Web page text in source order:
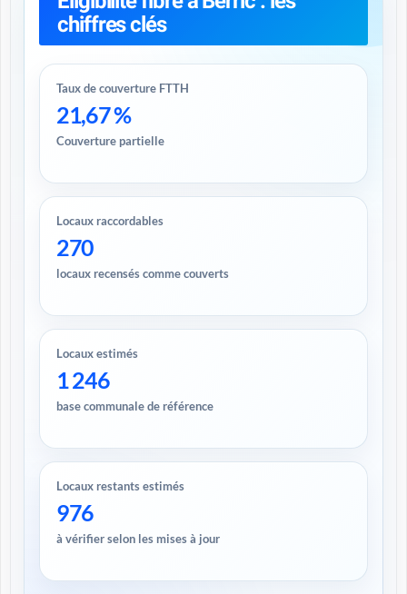
chiffres clés
Taux de couverture FTTH
21,67 %
Couverture partielle
Locaux raccordables
270
locaux recensés comme couverts
Locaux estimés
1 246
base communale de référence
Locaux restants estimés
976
à vérifier selon les mises à jour